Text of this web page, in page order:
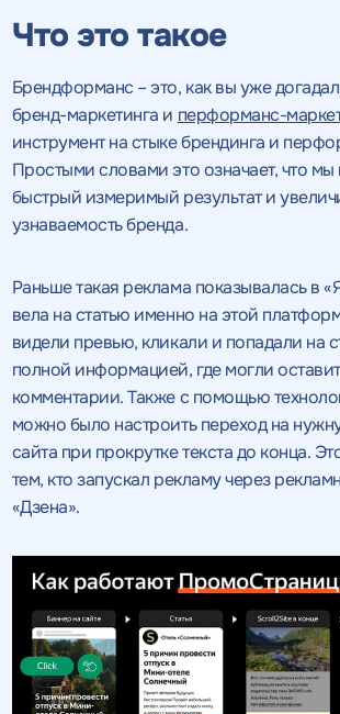
Что это такое
Брендформанс – это, как вы уже
бренд-маркетинга и перформанс-
инструмент на стыке брендинга и
Простыми словами это означает, что мы
быстрый измеримый результат и
узнаваемость бренда.
Раньше такая реклама показывалась в
вела на статью именно на этой
видели превью, кликали и попадали на
полной информацией, где могли
комментарии. Также с помощью
можно было настроить переход на
сайта при прокрутке текста до конца.
тем, кто запускал рекламу через
«Дзена».